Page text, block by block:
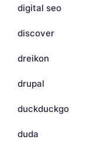
digital seo
discover
dreikon
drupal
duckduckgo
duda